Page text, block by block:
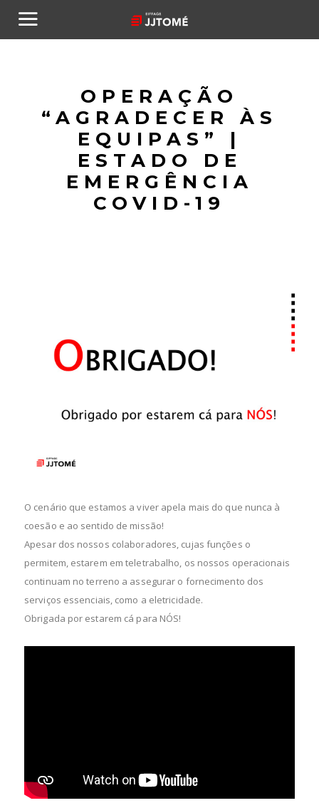
OPERAÇÃO
“AGRADECER ÀS
EQUIPAS” |
ESTADO DE
EMERGÊNCIA
COVID-19
O cenário que estamos a viver apela mais do que nunca à
coesão e ao sentido de missão!
Apesar dos nossos colaboradores, cujas funções o
permitem, estarem em teletrabalho, os nossos operacionais
continuam no terreno a assegurar o fornecimento dos
serviços essenciais, como a eletricidade.
Obrigada por estarem cá para NÓS!